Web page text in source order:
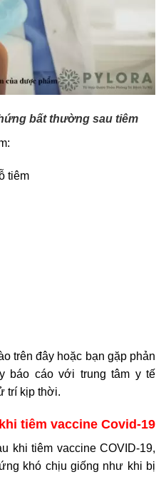
bất thường sau tiêm
tiêm
trên đây hoặc bạn gặp phản
báo cáo với trung tâm y tế
trí kịp thời.
tiêm vaccine Covid-19
khi tiêm vaccine COVID-19,
khó chịu giống như khi bị